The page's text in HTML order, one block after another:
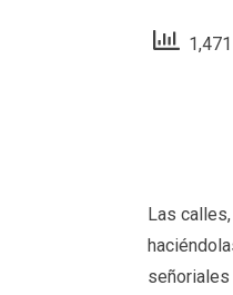
Las